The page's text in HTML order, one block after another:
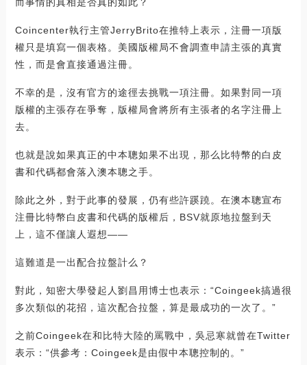
Coincenter執行主管JerryBrito在推特上表示，注冊一項版
權只是填寫一個表格。美國版權局不會調查申請主張的真實
性，而是會直接通過注冊。
不幸的是，沒有官方的途徑去挑戰一項注冊。如果對同一項
版權的主張存在爭奪，版權局會將所有主張者的名字注冊上
去。
也就是說如果真正的中本聰如果不出現，那么比特幣的白皮
書和代碼都會落入澳本聰之手。
除此之外，對于此事的發展，仍有些許蹊蹺。在澳本聰宣布
注冊比特幣白皮書和代碼的版權后，BSV就原地拉盤到天
上，這不僅讓人遐想——
這難道是一出配合拉盤計么？
對此，知密大學發起人劉昌用博士也表示：“Coingeek搞過很
多次類似的花招，這次配合拉盤，算是最成功的一次了。”
之前Coingeek在和比特大陸的罵戰中，吳忌寒就曾在Twitter
表示：“供參考：Coingeek是由假中本聰控制的。”